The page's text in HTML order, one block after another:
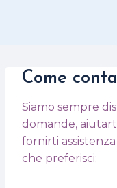
Come
Siamo sempre
domande,
fornirti
che preferisci: